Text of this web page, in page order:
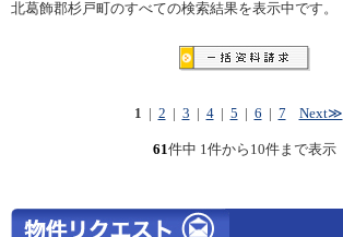
北葛飾郡杉戸町のすべての検索結果を表示中です。
1 2 3 4| 5 6 7 Next≫
61件中 1件から10件まで表示